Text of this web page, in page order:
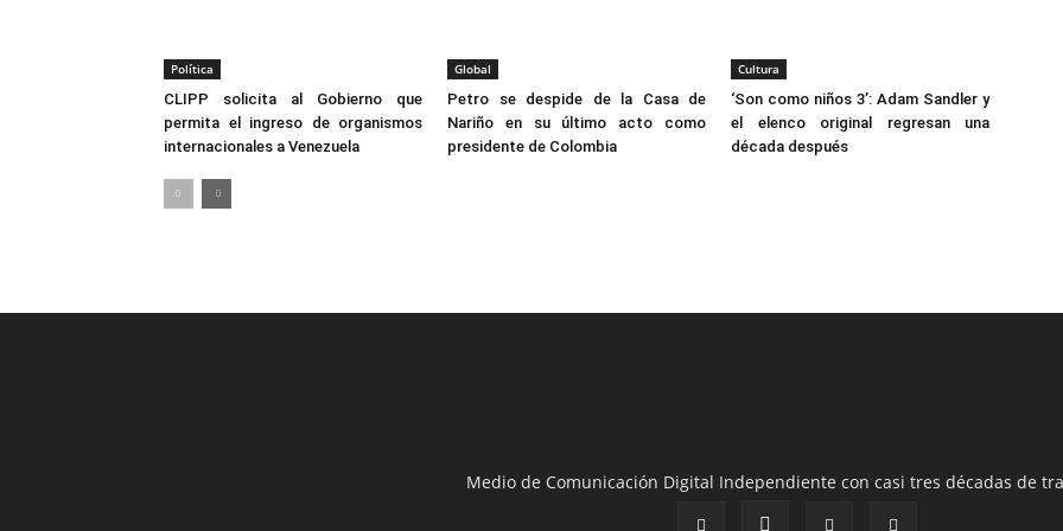
Política
CLIPP solicita al Gobierno que
permita el ingreso de organismos
internacionales a Venezuela
Global
Petro se despide de la Casa de
Nariño en su último acto como
presidente de Colombia
Cultura
‘Son como niños 3’: Adam Sandler y
el elenco original regresan una
década después
Medio de Comunicación Digital Independiente con casi tres décadas de